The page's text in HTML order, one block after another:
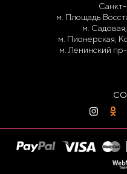
м. Площадь
м.
м. Пионерская,
м. Ленинский